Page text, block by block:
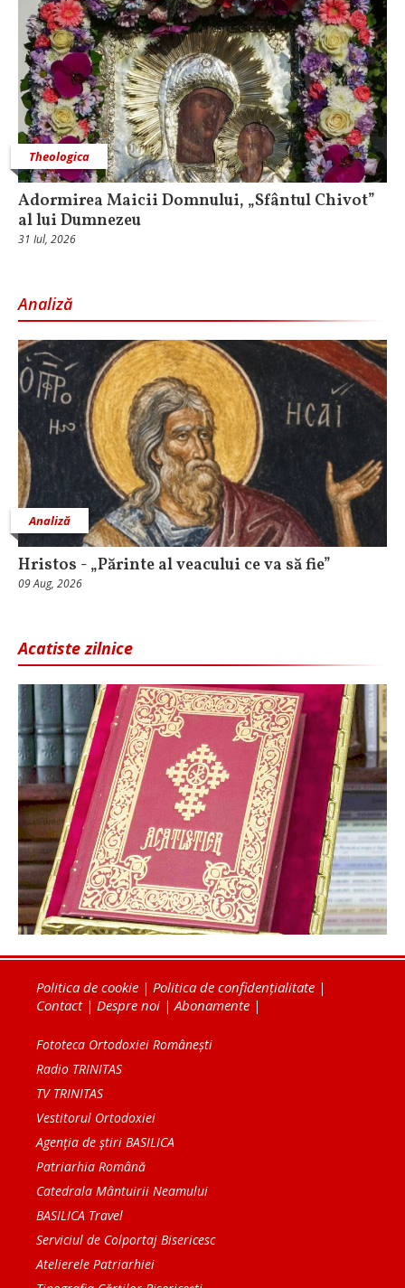
Theologica
Adormirea Maicii Domnului, „Sfântul Chivot”
al lui Dumnezeu
31 Iul, 2026
Analiză
Analiză
Hristos - „Părinte al veacului ce va să fie”
09 Aug, 2026
Acatiste zilnice
Politica de cookie | Politica de confidențialitate |
Contact| Despre noi |Abonamente |
Fototeca Ortodoxiei Românești
Radio TRINITAS
TV TRINITAS
Vestitorul Ortodoxiei
Agenţia de ştiri BASILICA
Patriarhia Română
Catedrala Mântuirii Neamului
BASILICA Travel
Serviciul de Colportaj Bisericesc
Atelierele Patriarhiei